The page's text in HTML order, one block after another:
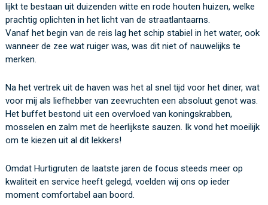
lijkt te bestaan uit duizenden witte en rode houten huizen, welke
prachtig oplichten in het licht van de straatlantaarns.
Vanaf het begin van de reis lag het schip stabiel in het water, ook
wanneer de zee wat ruiger was, was dit niet of nauwelijks te
merken.
Na het vertrek uit de haven was het al snel tijd voor het diner, wat
voor mij als liefhebber van zeevruchten een absoluut genot was.
Het buffet bestond uit een overvloed van koningskrabben,
mosselen en zalm met de heerlijkste sauzen. Ik vond het moeilijk
om te kiezen uit al dit lekkers!
Omdat Hurtigruten de laatste jaren de focus steeds meer op
kwaliteit en service heeft gelegd, voelden wij ons op ieder
moment comfortabel aan boord.